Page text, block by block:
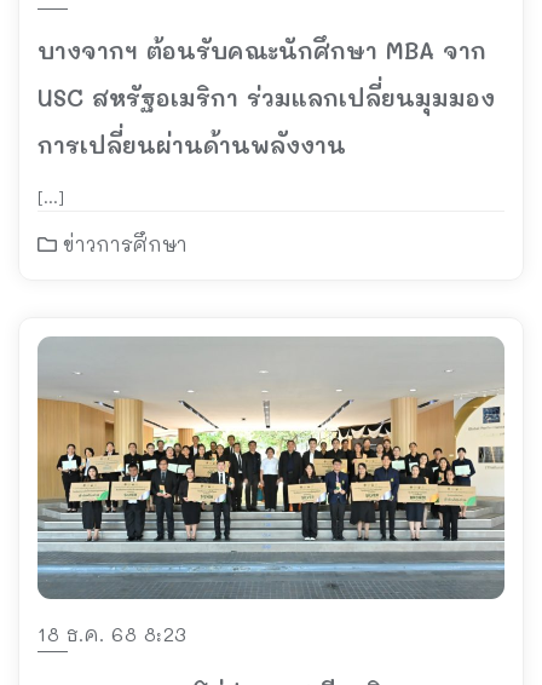
บางจากฯ ต้อนรับคณะนักศึกษา MBA จาก
USC สหรัฐอเมริกา ร่วมแลกเปลี่ยนมุมมอง
การเปลี่ยนผ่านด้านพลังงาน
[…]
ข่าวการศึกษา
18 ธ.ค. 68 8:23